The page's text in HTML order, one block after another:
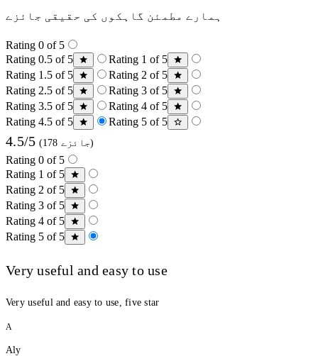
ہمارے مطمئن گاہکوں کی حقیقی جائزے
Rating 0 of 5
Rating 0.5 of 5
Rating 1 of 5
Rating 1.5 of 5
Rating 2 of 5
Rating 2.5 of 5
Rating 3 of 5
Rating 3.5 of 5
Rating 4 of 5
Rating 4.5 of 5
Rating 5 of 5
4.5/5 (178 جائزے)
Rating 0 of 5
Rating 1 of 5
Rating 2 of 5
Rating 3 of 5
Rating 4 of 5
Rating 5 of 5
Very useful and easy to use
Very useful and easy to use, five star
A
Aly